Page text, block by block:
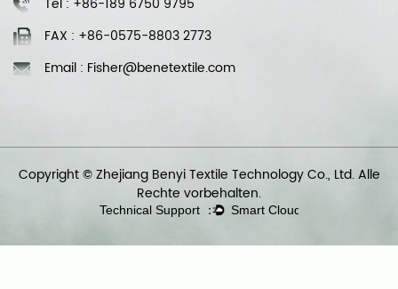
Tel : +86-189 6750 9795
FAX : +86-0575-8803 2773
Email : Fisher@benetextile.com
Copyright © Zhejiang Benyi Textile Technology Co., Ltd. Alle
Rechte vorbehalten.